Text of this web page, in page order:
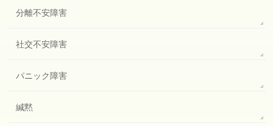
分離不安障害
社交不安障害
パニック障害
緘黙